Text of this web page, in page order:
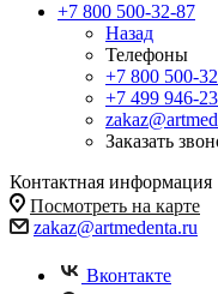
+7 800 500-32-87
Назад
Телефоны
+7 800 500-
+7 499 946-
Заказать
Контактная информация
Посмотреть на карте
zakaz@artmedenta.ru
Вконтакте